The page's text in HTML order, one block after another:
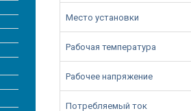
Место установки
Рабочая температура
Рабочее напряжение
Потребляемый ток